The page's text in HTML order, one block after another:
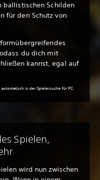
ballistischen Schilden
für den Schutz von
du dich mit
kannst, egal auf
in der Spielersuche für PC.
Spielen,
wird nun zwischen